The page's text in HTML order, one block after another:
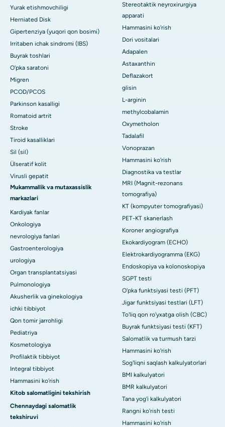
Yurak etishmovchiligi
Herniated Disk
Gipertenziya (yuqori qon bosimi)
Irritaben ichak sindromi (IBS)
Buyrak toshlari
O'pka saratoni
Migren
PCOD/PCOS
Parkinson kasalligi
Romatoid artrit
Stroke
Tiroid kasalliklari
Sil (sil)
Ülseratif kolit
Virusli gepatit
Mukammallik va mutaxassislik
markazlari
Kardiyak fanlar
Onkologiya
nevrologiya fanlari
Gastroenterologiya
urologiya
Organ transplantatsiyasi
Pulmonologiya
Akusherlik va ginekologiya
ichki tibbiyot
Qon tomir jarrohligi
Pediatriya
Kosmetologiya
Profilaktik tibbiyot
Integral tibbiyot
Hammasini ko'rish
Kitob salomatligini tekshirish
Chennaydagi salomatlik
tekshiruvi
Stereotaktik neyroxirurgiya
apparati
Hammasini ko'rish
Dori vositalari
Adapalen
Astaxanthin
Deflazakort
glisin
L-arginin
methylcobalamin
Oxymetholon
Tadalafil
Vonoprazan
Hammasini ko'rish
Diagnostika va testlar
MRI (Magnit-rezonans
tomografiya)
KT (kompyuter tomografiyasi)
PET-KT skanerlash
Koroner angiografiya
Ekokardiyogram (ECHO)
Elektrokardiyogramma (EKG)
Endoskopiya va kolonoskopiya
SGPT testi
O'pka funktsiyasi testi (PFT)
Jigar funktsiyasi testlari (LFT)
To'liq qon ro'yxatga olish (CBC)
Buyrak funktsiyasi testi (KFT)
Salomatlik va turmush tarzi
Hammasini ko'rish
Sog'liqni saqlash kalkulyatorlari
BMI kalkulyatori
BMR kalkulyatori
Tana yog'i kalkulyatori
Rangni ko'rish testi
Hammasini ko'rish